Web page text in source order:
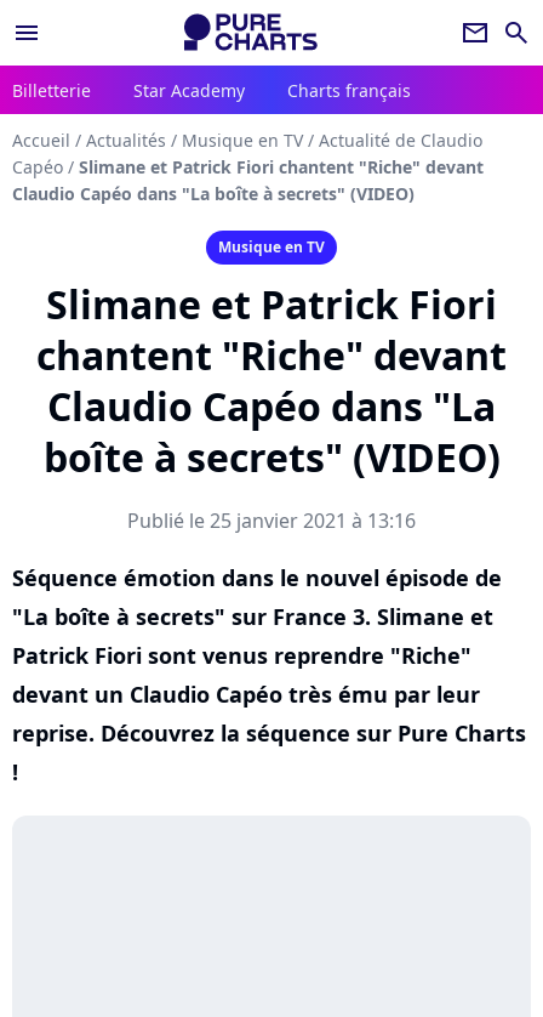
menu newsletter search
Billetterie Star Academy Charts français
Accueil / Actualités / Musique en TV / Actualité de Claudio
Capéo / Slimane et Patrick Fiori chantent "Riche" devant
Claudio Capéo dans "La boîte à secrets" (VIDEO)
Musique en TV
Slimane et Patrick Fiori
chantent "Riche" devant
Claudio Capéo dans "La
boîte à secrets" (VIDEO)
Publié le 25 janvier 2021 à 13:16
Séquence émotion dans le nouvel épisode de
"La boîte à secrets" sur France 3. Slimane et
Patrick Fiori sont venus reprendre "Riche"
devant un Claudio Capéo très ému par leur
reprise. Découvrez la séquence sur Pure Charts
!